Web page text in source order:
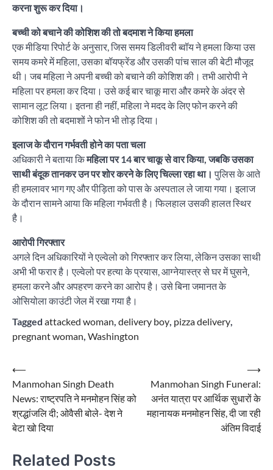
करना शुरू कर दिया।
बच्ची को बचाने की कोशिश की तो बदमाश ने किया हमला
एक मीडिया रिपोर्ट के अनुसार, जिस समय डिलीवरी ब्वॉय ने हमला किया उस
समय कमरे में महिला, उसका बॉयफ्रेंड और उसकी पांच साल की बेटी मौजूद
थी। जब महिला ने अपनी बच्ची को बचाने की कोशिश की। तभी आरोपी ने
महिला पर हमला कर दिया। उसे कई बार चाकू मारा और कमरे के अंदर से
सामान लूट लिया। इतना ही नहीं, महिला ने मदद के लिए फोन करने की
कोशिश की तो बदमाशों ने फोन भी तोड़ दिया।
इलाज के दौरान गर्भवती होने का पता चला
अधिकारी ने बताया किमहिला पर 14 बार चाकू से वार किया, जबकि उसका
साथी बंदूक तानकर उन पर शोर करने के लिए चिल्ला रहा था। पुलिस के आते
ही हमलावर भाग गए और पीड़िता को पास के अस्पताल ले जाया गया। इलाज
के दौरान सामने आया कि महिला गर्भवती है। फिलहाल उसकी हालत स्थिर
है।
आरोपी गिरफ्तार
अगले दिन अधिकारियों ने एल्वेलो को गिरफ्तार कर लिया, लेकिन उसका साथी
अभी भी फरार है। एल्वेलो पर हत्या के प्रयास, आग्नेयास्त्र से घर में घुसने,
हमला करने और अपहरण करने का आरोप है। उसे बिना जमानत के
ओसियोला काउंटी जेल में रखा गया है।
Tagged attacked woman, delivery boy, pizza delivery,
pregnant woman, Washington
Post
navigation
⟵
Manmohan Singh Death
News: राष्ट्रपति ने मनमोहन सिंह को
श्रद्धांजलि दी; ओवैसी बोले- देश ने
बेटा खो दिया
Manmohan Singh Funeral:
अनंत यात्रा पर आर्थिक सुधारों के
महानायक मनमोहन सिंह, दी जा रही
अंतिम विदाई
⟶
Related Posts